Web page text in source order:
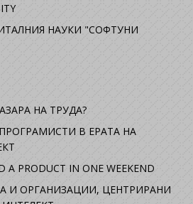
НАУКИ "СОФТУНИ
НА ТРУДА?
В ЕРАТА НА
A PRODUCT IN ONE WEEKEND
И ОРГАНИЗАЦИИ, ЦЕНТРИРАНИ